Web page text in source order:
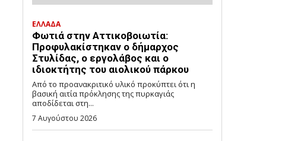
ΕΛΛΑΔΑ
Φωτιά στην Αττικοβοιωτία:
Προφυλακίστηκαν ο δήμαρχος
Στυλίδας, ο εργολάβος και ο
ιδιοκτήτης του αιολικού πάρκου
Από το προανακριτικό υλικό προκύπτει ότι η
βασική αιτία πρόκλησης της πυρκαγιάς
αποδίδεται στη...
7 Αυγούστου 2026